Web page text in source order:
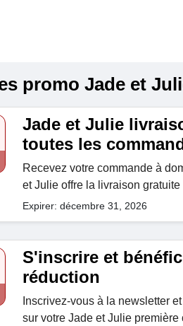
promo Jade et
Jade et Julie
toutes les
Recevez votre commande à
et Julie offre la livraison
Expirer: décembre 31, 2026
S'inscrire et
réduction
Inscrivez-vous à la newsletter
sur votre Jade et Julie première